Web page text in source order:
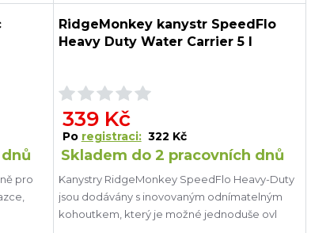
pro
RidgeMonkey kanystr SpeedFlo
Heavy Duty Water Carrier 5 l
339 Kč
Po registraci: 322 Kč
Skladem do 2 pracovních dnů
Kanystry RidgeMonkey SpeedFlo Heavy-Duty
jsou dodávány s inovovaným odnímatelným
kohoutkem, který je možné jednoduše ovl